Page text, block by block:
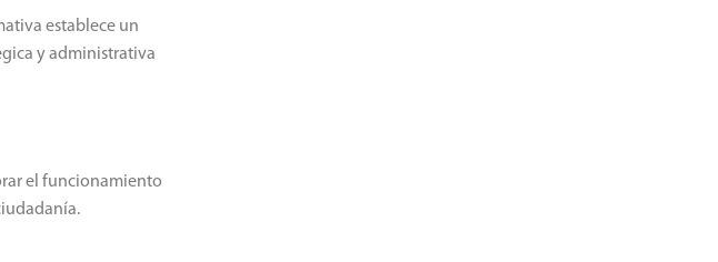
establece un
y administrativa
el funcionamiento